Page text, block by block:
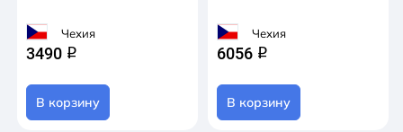
Чехия
3490 q
В корзину
Чехия
6056 q
В корзину